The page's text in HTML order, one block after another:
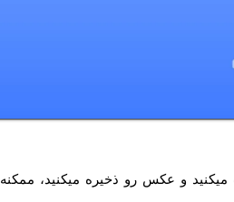
میکنید و عکس رو ذخیره میکنید، ممکنه